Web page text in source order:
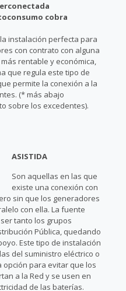
instalación perfecta para
con contrato con alguna
rentable y económica,
que regula este tipo de
permite la conexión a la
(* más abajo
sobre los excedentes).
ASISTIDA
Son aquellas en las que
existe una conexión con
sin que los generadores
con ella. La fuente
tanto los grupos
Pública, quedando
Este tipo de instalación
del suministro eléctrico o
opción para evitar que los
a la Red y se usen en
de las baterías.